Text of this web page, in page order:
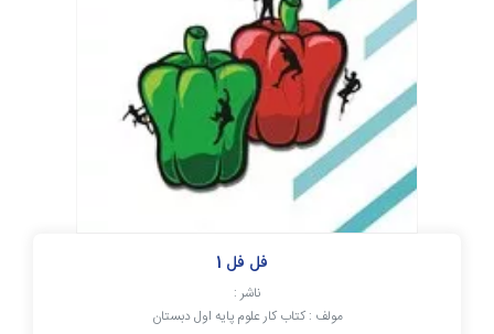
فل فل 1
ناشر :
مولف : کتاب کار علوم پایه اول دبستان